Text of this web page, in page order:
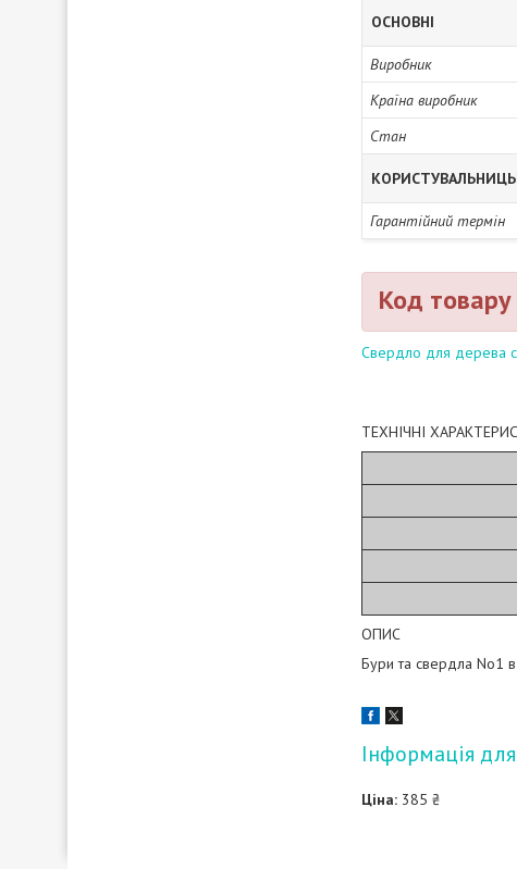
ОСНОВНІ
Виробник
Країна виробник
Стан
Гарантійний термін
Код
Свердло для дерева
ТЕХНІЧНІ
ОПИС
Бури та свердла No1
Інформація
Ціна: 385 ₴